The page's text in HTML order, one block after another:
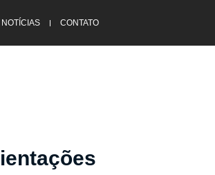
NOTÍCIAS CONTATO